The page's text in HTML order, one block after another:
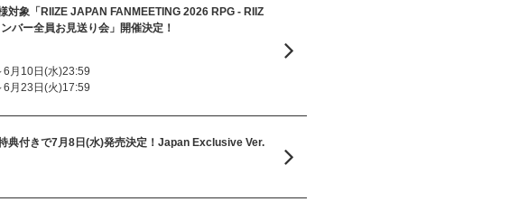
象「RIIZE JAPAN FANMEETING 2026 RPG - RIIZ
バー全員お見送り会」開催決定！
6月10日(水)23:59
6月23日(火)17:59
典付きで7月8日(水)発売決定！Japan Exclusive Ver.